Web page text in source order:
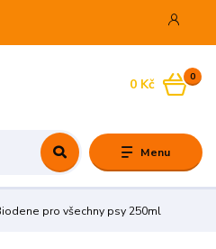
Menu
0
0 Kč
pro všechny psy 250ml